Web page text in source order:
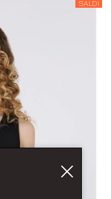
SALDI